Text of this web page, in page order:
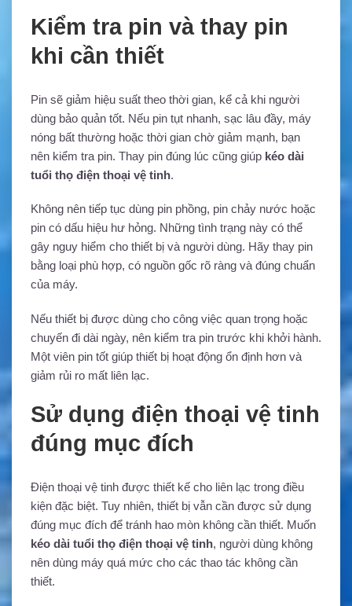
Kiểm tra pin và thay pin
khi cần thiết
Pin sẽ giảm hiệu suất theo thời gian, kể cả khi người
dùng bảo quản tốt. Nếu pin tụt nhanh, sạc lâu đầy, máy
nóng bất thường hoặc thời gian chờ giảm mạnh, bạn
nên kiểm tra pin. Thay pin đúng lúc cũng giúp kéo dài
tuổi thọ điện thoại vệ tinh.
Không nên tiếp tục dùng pin phồng, pin chảy nước hoặc
pin có dấu hiệu hư hỏng. Những tình trạng này có thể
gây nguy hiểm cho thiết bị và người dùng. Hãy thay pin
bằng loại phù hợp, có nguồn gốc rõ ràng và đúng chuẩn
của máy.
Nếu thiết bị được dùng cho công việc quan trọng hoặc
chuyến đi dài ngày, nên kiểm tra pin trước khi khởi hành.
Một viên pin tốt giúp thiết bị hoạt động ổn định hơn và
giảm rủi ro mất liên lạc.
Sử dụng điện thoại vệ tinh
đúng mục đích
Điện thoại vệ tinh được thiết kế cho liên lạc trong điều
kiện đặc biệt. Tuy nhiên, thiết bị vẫn cần được sử dụng
đúng mục đích để tránh hao mòn không cần thiết. Muốn
kéo dài tuổi thọ điện thoại vệ tinh, người dùng không
nên dùng máy quá mức cho các thao tác không cần
thiết.